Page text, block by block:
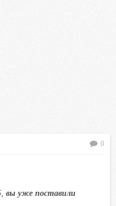
0
вы уже поставили